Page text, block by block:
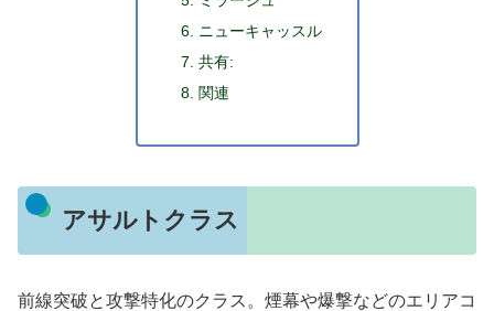
ニューキャッスル
共有:
関連
アサルトクラス
前線突破と攻撃特化のクラス。煙幕や爆撃などのエリアコ